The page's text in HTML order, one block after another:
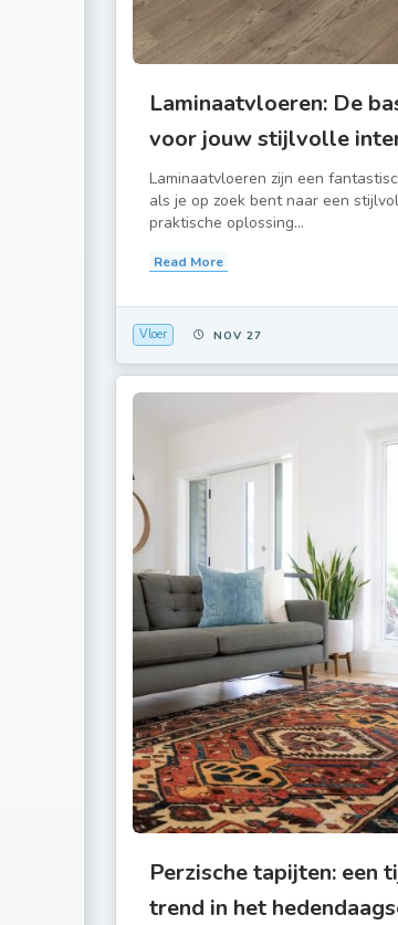
Laminaatvloeren: De
voor jouw stijlvolle
Laminaatvloeren zijn een
als je op zoek bent naar een
praktische oplossing...
Read More
Vloer NOV 27
Perzische tapijten: een
trend in het